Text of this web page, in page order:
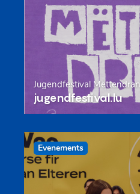
Jugendfestival Mëttendran
jugendfestival.lu
Evenements